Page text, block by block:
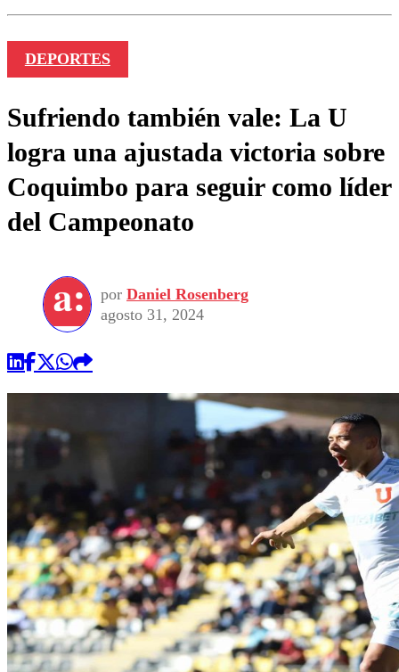
DEPORTES
Sufriendo también vale: La U
logra una ajustada victoria sobre
Coquimbo para seguir como líder
del Campeonato
por Daniel Rosenberg
agosto 31, 2024